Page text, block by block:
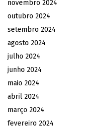
novembro 2024
outubro 2024
setembro 2024
agosto 2024
julho 2024
junho 2024
maio 2024
abril 2024
março 2024
fevereiro 2024